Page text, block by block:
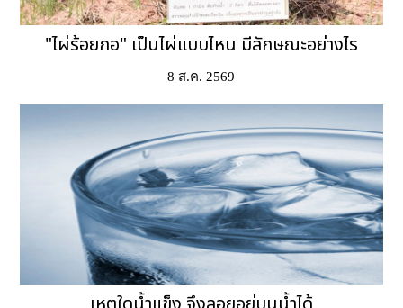
"ไผ่ร้อยกอ" เป็นไผ่แบบไหน มีลักษณะอย่างไร
8 ส.ค. 2569